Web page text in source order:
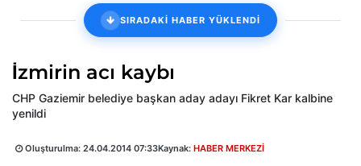
SIRADAKİ HABER YÜKLENDİ
İzmirin acı kaybı
CHP Gaziemir belediye başkan aday adayı Fikret Kar kalbine
yenildi
Oluşturulma: 24.04.2014 07:33Kaynak: HABER MERKEZİ